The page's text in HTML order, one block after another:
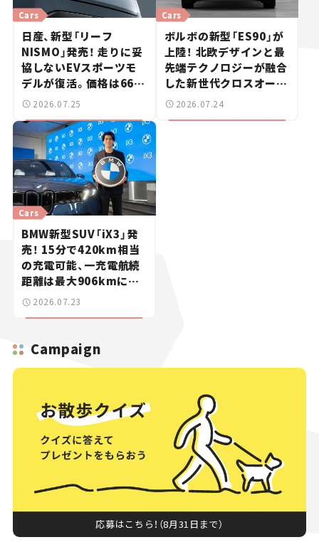
Cars
日産、新型「リーフ
NISMO」発売！ 走りに妥
協しないEVスポーツモ
デルが復活。価格は660
万円から【新車ニュース】
2026.07.25
Cars
ボルボの新型「ES90」が
上陸！ 北欧デザインと最
先端テクノロジーが融合
した新世代クロスオーバ
ー【新車ニュース】
2026.07.24
Cars
BMW新型SUV「iX3」発
売！ 15分で420km相当
の充電可能、一充電航続
距離は最大906kmに。
サッカー中村敬斗選手も
2026.07.23
Campaign
応募はこちら！（8月31日まで）